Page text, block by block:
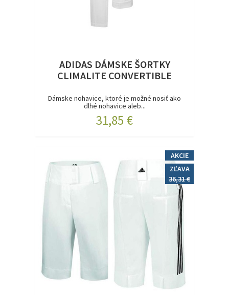
ADIDAS DÁMSKE ŠORTKY
CLIMALITE CONVERTIBLE
Dámske nohavice, ktoré je možné nosiť ako
dlhé nohavice aleb...
31,85 €
AKCIE
ZĽAVA
36,31 €